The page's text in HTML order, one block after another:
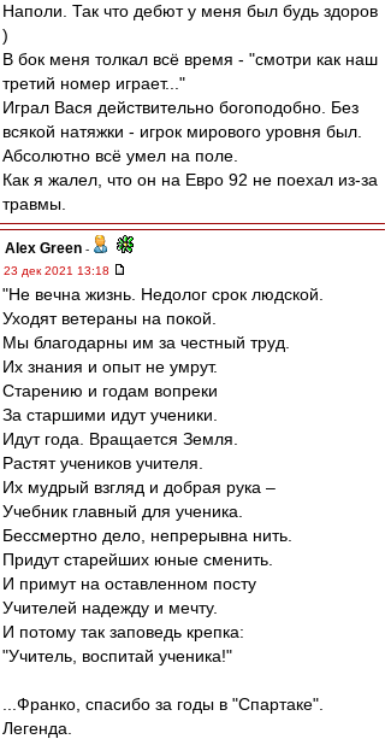
Наполи. Так что дебют у меня был будь здоров
)
В бок меня толкал всё время - "смотри как наш
третий номер играет..."
Играл Вася действительно богоподобно. Без
всякой натяжки - игрок мирового уровня был.
Абсолютно всё умел на поле.
Как я жалел, что он на Евро 92 не поехал из-за
травмы.
Alex Green -
23 дек 2021 13:18
"Не вечна жизнь. Недолог срок людской.
Уходят ветераны на покой.
Мы благодарны им за честный труд.
Их знания и опыт не умрут.
Старению и годам вопреки
За старшими идут ученики.
Идут года. Вращается Земля.
Растят учеников учителя.
Их мудрый взгляд и добрая рука –
Учебник главный для ученика.
Бессмертно дело, непрерывна нить.
Придут старейших юные сменить.
И примут на оставленном посту
Учителей надежду и мечту.
И потому так заповедь крепка:
"Учитель, воспитай ученика!"
...Франко, спасибо за годы в "Спартаке".
Легенда.